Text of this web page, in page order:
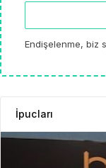
Endişelenme, biz
İpucları